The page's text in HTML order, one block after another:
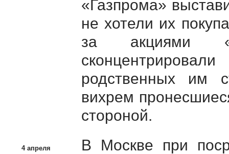
«Газпрома»
не хотели их
за акциями
родственных им
вихрем
стороной.
4 апреля
В Москве при